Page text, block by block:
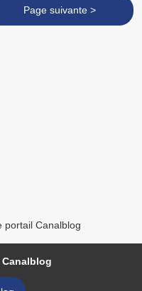
Page suivante >
portail Canalblog